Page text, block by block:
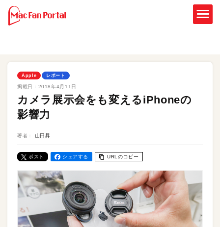
Apple レポート
掲載日： 2018年4月11日
カメラ展示会をも変えるiPhoneの
影響力
著者： 山田昇
ポスト シェアする URLのコピー